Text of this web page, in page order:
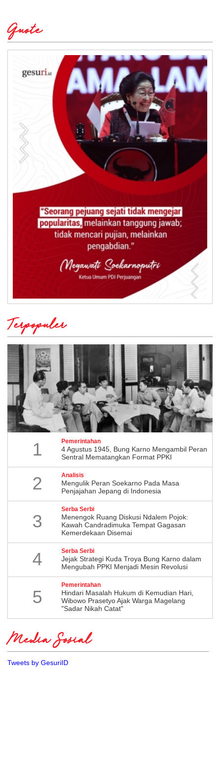
Quote
Terpopuler
1 Pemerintahan
4 Agustus 1945, Bung Karno Mengambil Peran
Sentral Mematangkan Format PPKI
2 Analisis
Mengulik Peran Soekarno Pada Masa
Penjajahan Jepang di Indonesia
3
Serba Serbi
Menengok Ruang Diskusi Ndalem Pojok:
Kawah Candradimuka Tempat Gagasan
Kemerdekaan Disemai
4 Serba Serbi
Jejak Strategi Kuda Troya Bung Karno dalam
Mengubah PPKI Menjadi Mesin Revolusi
5
Pemerintahan
Hindari Masalah Hukum di Kemudian Hari,
Wibowo Prasetyo Ajak Warga Magelang
"Sadar Nikah Catat"
Media Sosial
Tweets by GesuriID